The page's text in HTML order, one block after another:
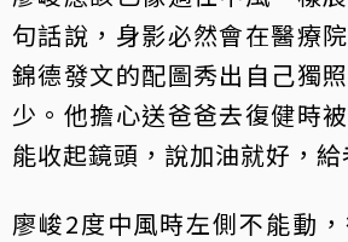
句話說，身影必然會在醫療
錦德發文的配圖秀出自己獨
少。他擔心送爸爸去復健時
能收起鏡頭，說加油就好，給
廖峻2度中風時左側不能動